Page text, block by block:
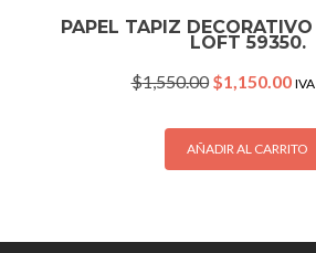
PAPEL TAPIZ
LOFT 59350.
$1,550.00 Original
was:
$1,550.00.
$1,150.00
is:
AÑADIR AL CARRITO